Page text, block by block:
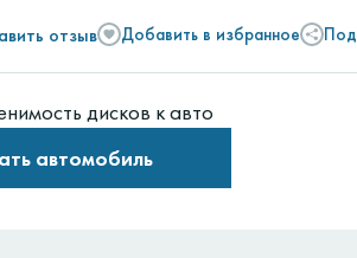
отзыв Добавить в избранное
дисков к авто
автомобиль